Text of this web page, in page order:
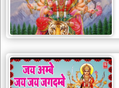
आज
का
भजन
bhajan
of
the
day